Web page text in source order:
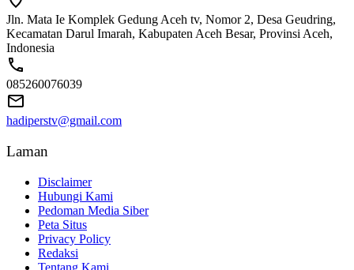
Jln. Mata Ie Komplek Gedung Aceh tv, Nomor 2, Desa Geudring,
Kecamatan Darul Imarah, Kabupaten Aceh Besar, Provinsi Aceh,
Indonesia
085260076039
hadiperstv@gmail.com
Laman
Disclaimer
Hubungi Kami
Pedoman Media Siber
Peta Situs
Privacy Policy
Redaksi
Tentang Kami